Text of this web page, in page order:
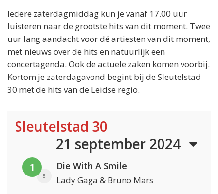
Iedere zaterdagmiddag kun je vanaf 17.00 uur
luisteren naar de grootste hits van dit moment. Twee
uur lang aandacht voor dé artiesten van dit moment,
met nieuws over de hits en natuurlijk een
concertagenda. Ook de actuele zaken komen voorbij.
Kortom je zaterdagavond begint bij de Sleutelstad
30 met de hits van de Leidse regio.
Sleutelstad 30
21 september 2024
1
8
Die With A Smile
Lady Gaga & Bruno Mars